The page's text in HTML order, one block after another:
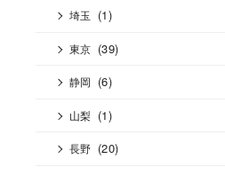
埼玉 (1)
東京 (39)
静岡 (6)
山梨 (1)
長野 (20)